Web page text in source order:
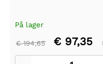
På lager
€ 194,65 € 97,35